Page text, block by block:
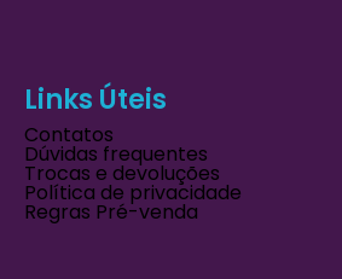
Links Úteis
Contatos
Dúvidas frequentes
Trocas e devoluções
Política de privacidade
Regras Pré-venda